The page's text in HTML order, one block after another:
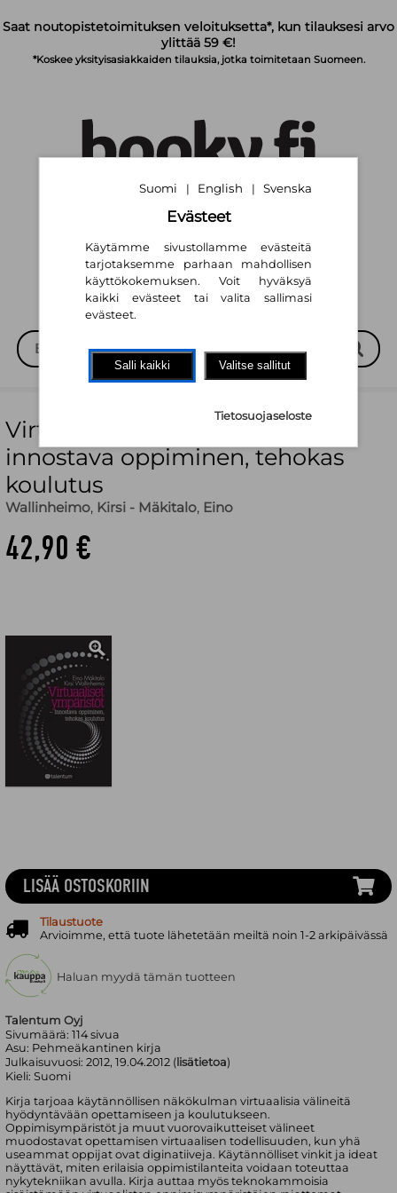
Saat noutopistetoimituksen veloituksetta*, kun tilauksesi arvo
ylittää 59 €!
*Koskee yksityisasiakkaiden tilauksia, jotka toimitetaan Suomeen.
English |
Virtuaaliset ympäristöt -
innostava oppiminen, tehokas
koulutus
Wallinheimo, Kirsi - Mäkitalo, Eino
42,90 €
Talentum Oyj
Sivumäärä:114sivua
Asu: Pehmeäkantinen kirja
Julkaisuvuosi:2012, 19.04.2012 ( lisätietoa)
Kieli:Suomi
Kirja tarjoaa käytännöllisen näkökulman virtuaalisia välineitä
hyödyntävään opettamiseen ja koulutukseen.
Oppimisympäristöt ja muut vuorovaikutteiset välineet
muodostavat opettamisen virtuaalisen todellisuuden, kun yhä
useammat oppijat ovat diginatiiveja. Käytännölliset vinkit ja ideat
näyttävät, miten erilaisia oppimistilanteita voidaan toteuttaa
nykytekniikan avulla. Kirja auttaa myös teknokammoisia
LISÄÄ OSTOSKORIIN
Tilaustuote
Arvioimme, että tuote lähetetään meiltä noin 1-2 arkipäivässä
Haluan myydä tämän tuotteen
Suomi | English | Svenska
Evästeet
Käytämme sivustollamme evästeitä
tarjotaksemme parhaan mahdollisen
käyttökokemuksen. Voit hyväksyä
kaikki evästeet tai valita sallimasi
evästeet.
Salli kaikki Valitse sallitut
Tietosuojaseloste